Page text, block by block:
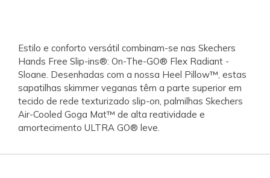
Estilo e conforto versátil combinam-se nas Skechers
Hands Free Slip-ins®: On-The-GO® Flex Radiant -
Sloane. Desenhadas com a nossa Heel Pillow™, estas
sapatilhas skimmer veganas têm a parte superior em
tecido de rede texturizado slip-on, palmilhas Skechers
Air-Cooled Goga Mat™ de alta reatividade e
amortecimento ULTRA GO® leve.